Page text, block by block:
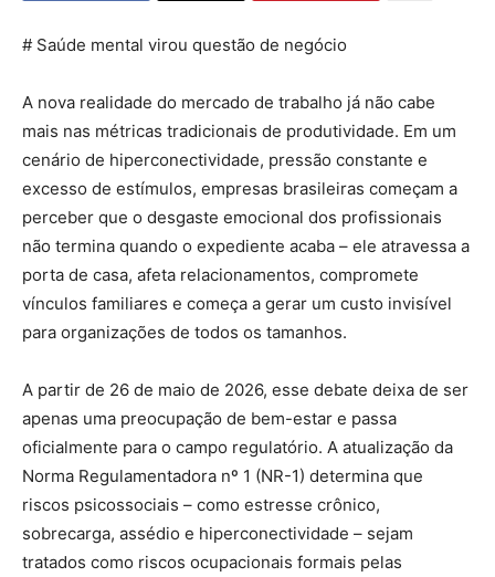
# Saúde mental virou questão de negócio
A nova realidade do mercado de trabalho já não cabe
mais nas métricas tradicionais de produtividade. Em um
cenário de hiperconectividade, pressão constante e
excesso de estímulos, empresas brasileiras começam a
perceber que o desgaste emocional dos profissionais
não termina quando o expediente acaba – ele atravessa a
porta de casa, afeta relacionamentos, compromete
vínculos familiares e começa a gerar um custo invisível
para organizações de todos os tamanhos.
A partir de 26 de maio de 2026, esse debate deixa de ser
apenas uma preocupação de bem-estar e passa
oficialmente para o campo regulatório. A atualização da
Norma Regulamentadora nº 1 (NR-1) determina que
riscos psicossociais – como estresse crônico,
sobrecarga, assédio e hiperconectividade – sejam
tratados como riscos ocupacionais formais pelas